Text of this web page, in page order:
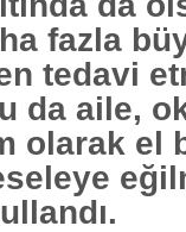
fazla
tedavi
da aile,
olarak el